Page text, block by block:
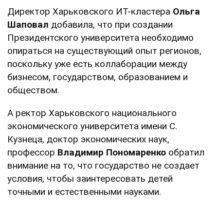
Директор Харьковского ИТ-кластера Ольга
Шаповал добавила, что при создании
Президентского университета необходимо
опираться на существующий опыт регионов,
поскольку уже есть коллаборации между
бизнесом, государством, образованием и
обществом.
А ректор Харьковского национального
экономического университета имени С.
Кузнеца, доктор экономических наук,
профессор Владимир Пономаренко обратил
внимание на то, что государство не создает
условия, чтобы заинтересовать детей
точными и естественными науками.